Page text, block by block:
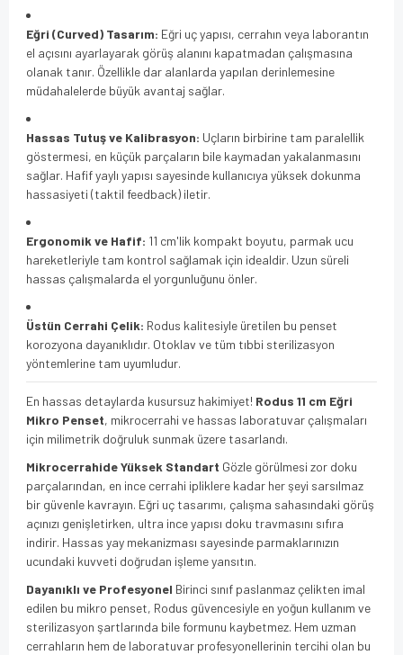
Eğri (Curved) Tasarım: Eğri uç yapısı, cerrahın veya laborantın
el açısını ayarlayarak görüş alanını kapatmadan çalışmasına
olanak tanır. Özellikle dar alanlarda yapılan derinlemesine
müdahalelerde büyük avantaj sağlar.
Hassas Tutuş ve Kalibrasyon: Uçların birbirine tam paralellik
göstermesi, en küçük parçaların bile kaymadan yakalanmasını
sağlar. Hafif yaylı yapısı sayesinde kullanıcıya yüksek dokunma
hassasiyeti (taktil feedback) iletir.
Ergonomik ve Hafif: 11 cm'lik kompakt boyutu, parmak ucu
hareketleriyle tam kontrol sağlamak için idealdir. Uzun süreli
hassas çalışmalarda el yorgunluğunu önler.
Üstün Cerrahi Çelik: Rodus kalitesiyle üretilen bu penset
korozyona dayanıklıdır. Otoklav ve tüm tıbbi sterilizasyon
yöntemlerine tam uyumludur.
En hassas detaylarda kusursuz hakimiyet! Rodus 11 cm Eğri
Mikro Penset, mikrocerrahi ve hassas laboratuvar çalışmaları
için milimetrik doğruluk sunmak üzere tasarlandı.
Mikrocerrahide Yüksek Standart Gözle görülmesi zor doku
parçalarından, en ince cerrahi ipliklere kadar her şeyi sarsılmaz
bir güvenle kavrayın. Eğri uç tasarımı, çalışma sahasındaki görüş
açınızı genişletirken, ultra ince yapısı doku travmasını sıfıra
indirir. Hassas yay mekanizması sayesinde parmaklarınızın
ucundaki kuvveti doğrudan işleme yansıtın.
Dayanıklı ve Profesyonel Birinci sınıf paslanmaz çelikten imal
edilen bu mikro penset, Rodus güvencesiyle en yoğun kullanım ve
sterilizasyon şartlarında bile formunu kaybetmez. Hem uzman
cerrahların hem de laboratuvar profesyonellerinin tercihi olan bu